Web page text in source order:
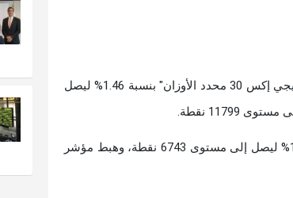
وتراجع مؤشر "إيجي إكس 30" بنسبة 1.27% ليصل إلى مستوى 27842 نقطة، وهبط مؤشر "إيجي إكس 30 محدد الأوزان" بنسبة 1.46% ليصل
كما تراجع مؤشر الشركات المتوسطة والصغيرة "إيجي إكس 70 متساوي الأوزان" بنسبة 1.69% ليصل إلى مستوى 6743 نقطة، وهبط مؤشر